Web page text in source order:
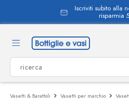
Iscriviti subito alla
risparmia
Vasetti & Barattoli Vasetti per marchio